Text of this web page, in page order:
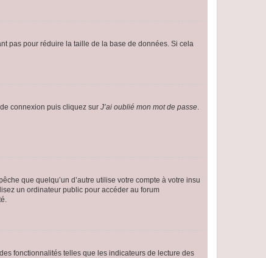
pas pour réduire la taille de la base de données. Si cela
connexion puis cliquez sur J’ai oublié mon mot de passe.
que quelqu’un d’autre utilise votre compte à votre insu
un ordinateur public pour accéder au forum
fonctionnalités telles que les indicateurs de lecture des